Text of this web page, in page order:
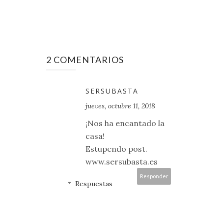
2 COMENTARIOS
SERSUBASTA
jueves, octubre 11, 2018
¡Nos ha encantado la
casa!
Estupendo post.
www.sersubasta.es
Responder
Respuestas